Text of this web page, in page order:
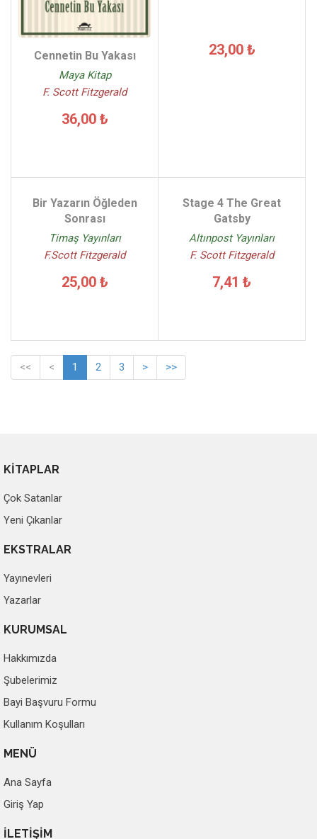
Cennetin Bu Yakası
Maya Kitap
F. Scott Fitzgerald
36,00 ₺
23,00 ₺
Bir Yazarın Öğleden
Sonrası
Timaş Yayınları
F.Scott Fitzgerald
25,00 ₺
Stage 4 The Great
Gatsby
Altınpost Yayınları
F. Scott Fitzgerald
7,41 ₺
<< < 1 2 3 > >>
KİTAPLAR
Çok Satanlar
Yeni Çıkanlar
EKSTRALAR
Yayınevleri
Yazarlar
KURUMSAL
Hakkımızda
Şubelerimiz
Bayi Başvuru Formu
Kullanım Koşulları
MENÜ
Ana Sayfa
Giriş Yap
İLETİŞİM